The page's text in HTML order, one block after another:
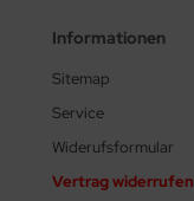
Informationen
Sitemap
Service
Widerufsformular
Vertrag widerrufen